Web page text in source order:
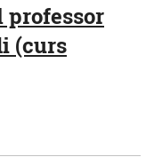
professor
(curs